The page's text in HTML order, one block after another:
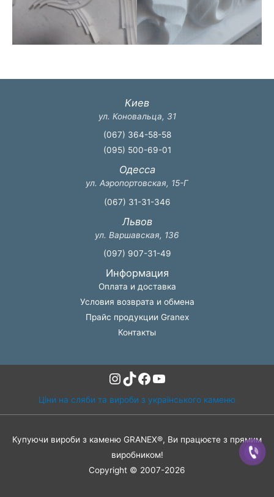
Киев
ул. Коновальца, 31
(067) 364-58-58
(095) 500-69-01
Одесса
ул. Аэропортовская, 15-Г
(067) 31-31-346
Львов
ул. Варшавская, 136
(097) 907-31-49
Информация
Оплата и доставка
Условия возврата и обмена
Прайс продукции Granex
Контакты
Instagram
TikTok
Facebook
YouTube
Ціни на сляби та вироби з українського каменю
Купуючи вироби з каменю GRANEX®, Ви працюєте з прямим
виробником!
Copyright © 2007-2026